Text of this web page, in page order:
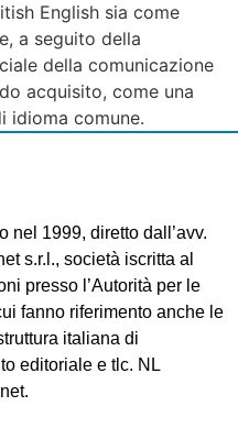
English sia come
a seguito della
della comunicazione
acquisito, come una
idioma comune.
nel 1999, diretto dall’avv.
s.r.l., società iscritta al
presso l’Autorità per le
fanno riferimento anche le
italiana di
editoriale e tlc. NL